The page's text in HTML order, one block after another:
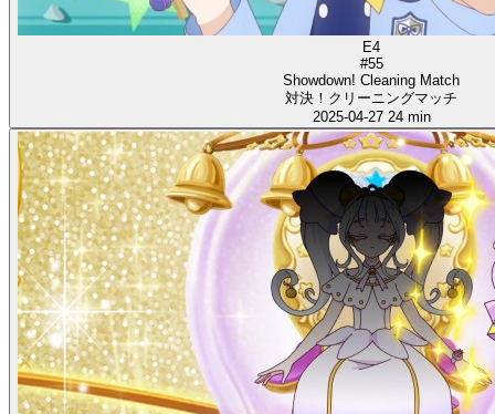
E4
#55
Showdown! Cleaning Match
対決！クリーニングマッチ
2025-04-27 24 min